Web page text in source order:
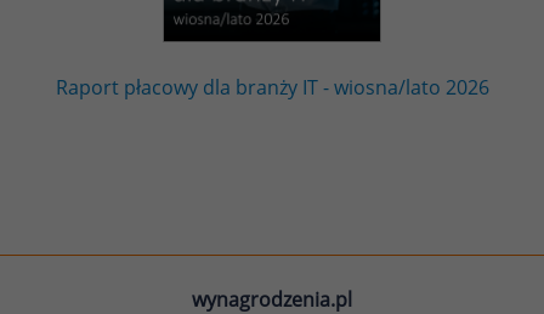
Raport płacowy dla branży IT - wiosna/lato 2026
wynagrodzenia.pl